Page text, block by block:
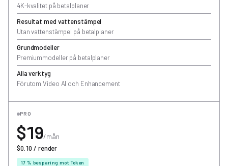
4K-kvalitet på betalplaner
Resultat med vattenstämpel
Utan vattenstämpel på betalplaner
Grundmodeller
Premiummodeller på betalplaner
Alla verktyg
Förutom Video AI och Enhancement
PRO
$19/mån
$0.10 / render
17 % besparing mot Token